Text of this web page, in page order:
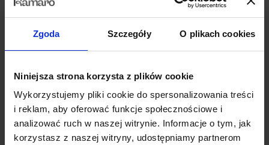
Zgoda Szczegóły O plikach cookies
Niniejsza strona korzysta z plików cookie
Wykorzystujemy pliki cookie do spersonalizowania treści
i reklam, aby oferować funkcje społecznościowe i
analizować ruch w naszej witrynie. Informacje o tym, jak
korzystasz z naszej witryny, udostępniamy partnerom